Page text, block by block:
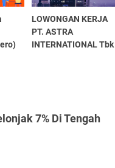
LOWONGAN KERJA
PT. ASTRA
INTERNATIONAL Tbk
7% Di Tengah